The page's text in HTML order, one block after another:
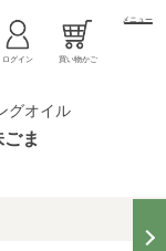
ログイン 買い物かご
メニュー
グオイル
ま